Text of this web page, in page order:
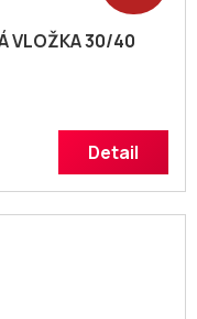
VLOŽKA 30/40
Detail